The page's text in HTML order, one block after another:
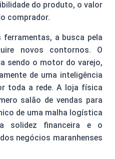
do produto, o valor
comprador.
a busca pela
novos contornos. O
sendo o motor do varejo,
de uma inteligência
toda a rede. A loja física
salão de vendas para
de uma malha logística
solidez financeira e o
negócios maranhenses